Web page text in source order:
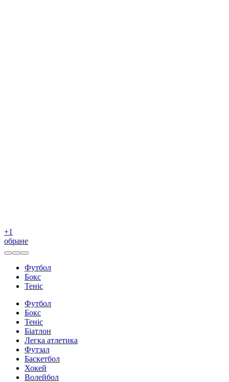
+1
обране
Футбол
Бокс
Теніс
Футбол
Бокс
Теніс
Біатлон
Легка атлетика
Футзал
Баскетбол
Хокей
Волейбол